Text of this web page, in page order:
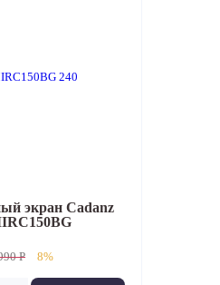
экран Cadanz
P 8%